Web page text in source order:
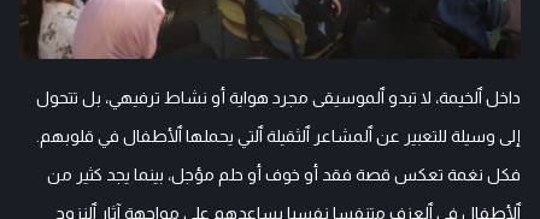
داخل ٱلخيمة، لا تبدو ٱلموسيقى مجرد هواية أو نشاط ترفيهي، بل تتحول
إلى وسيلة للتعبير عن ٱلمشاعر ٱلثقيلة ٱلتي يحملها ٱلأطفال في قلوبهم.
فكل نغمة تعكس قصة فقد أو خوف أو حلم مؤجل، بينما يجد كثير من
ٱلأطفال في ٱلعزف متنفسا نفسيا يساعدهم على مواجهة آثار ٱلنزوح